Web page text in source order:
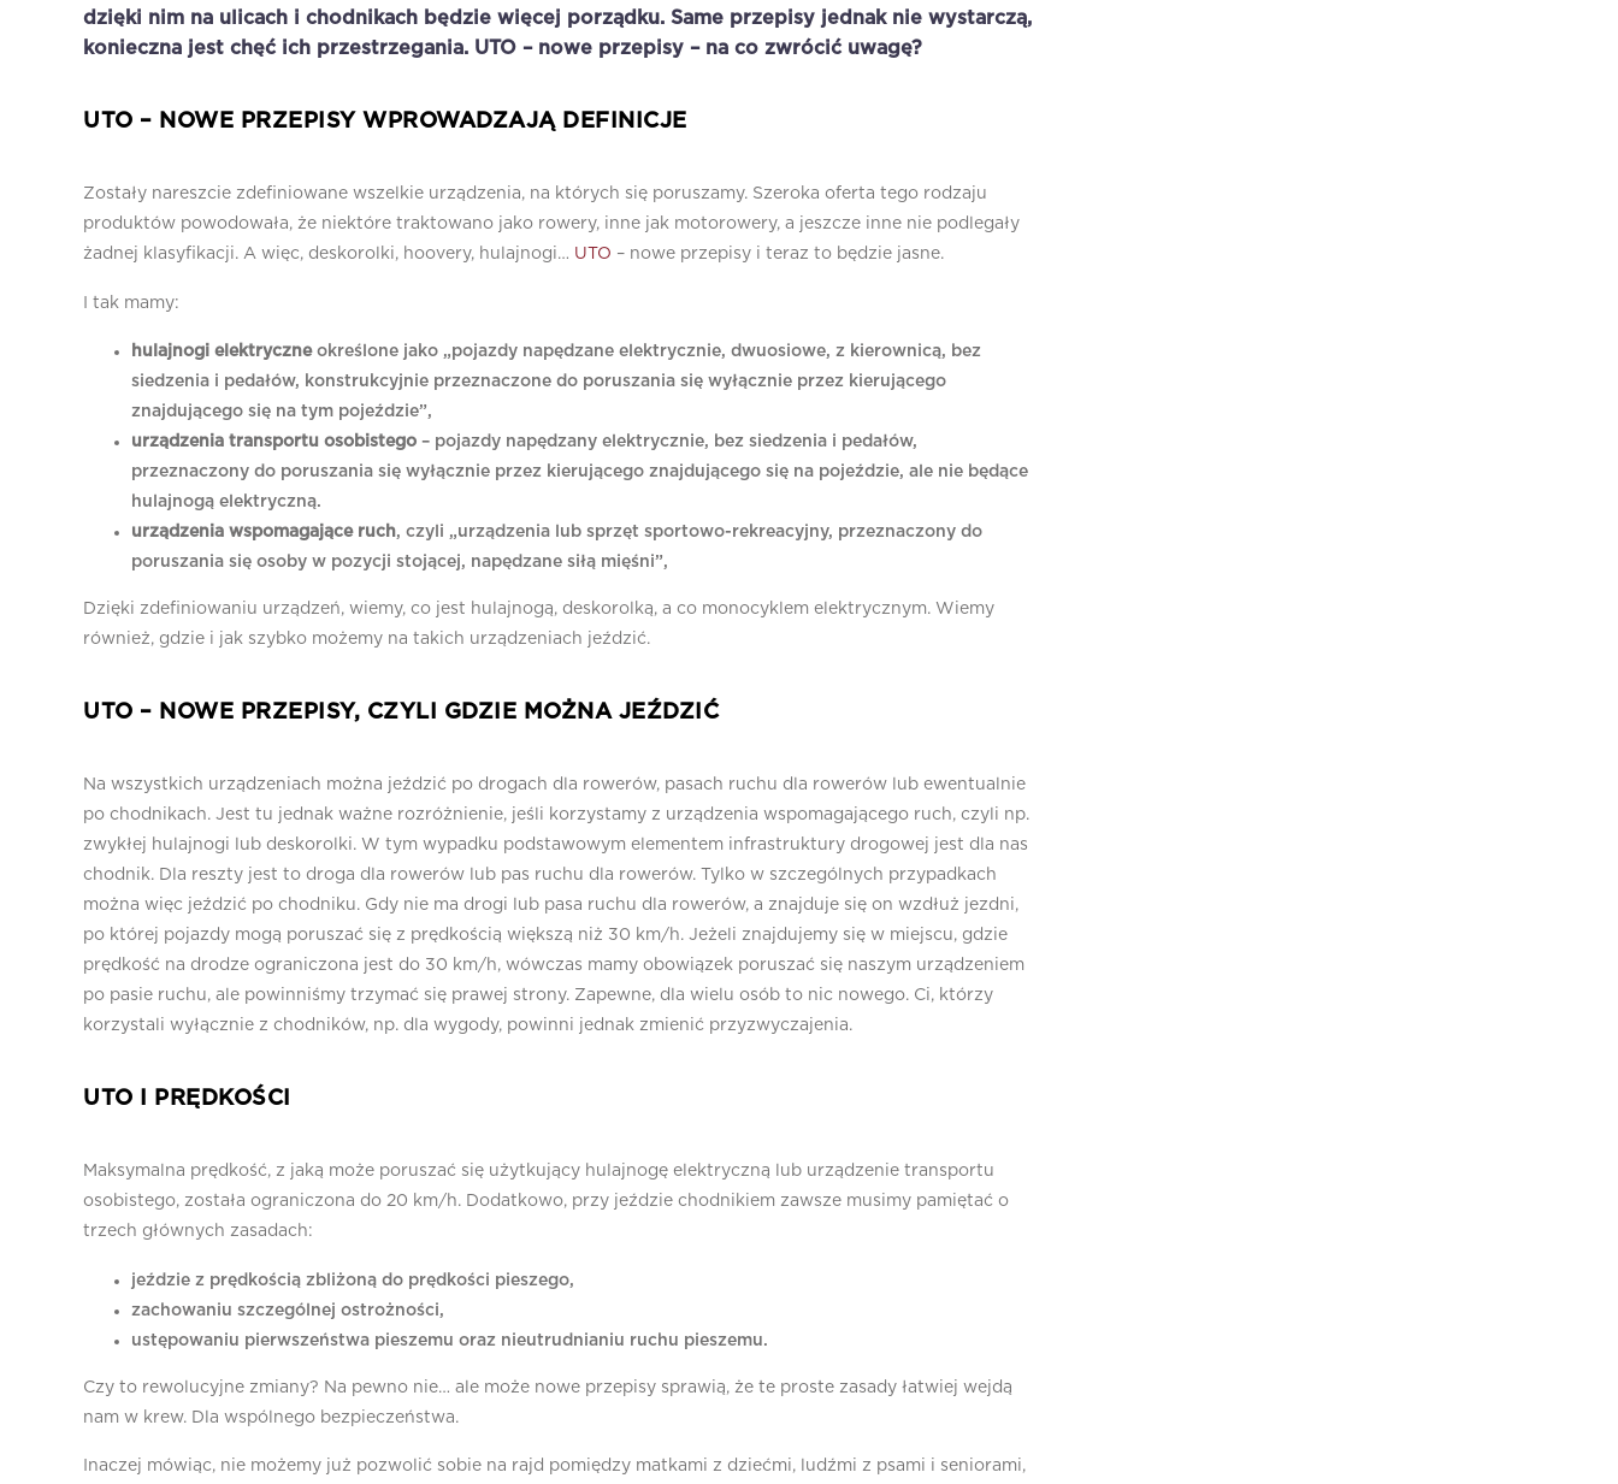
dzięki nim na ulicach i chodnikach będzie więcej porządku. Same przepisy jednak nie wystarczą,
konieczna jest chęć ich przestrzegania. UTO – nowe przepisy – na co zwrócić uwagę?
UTO – NOWE PRZEPISY WPROWADZAJĄ DEFINICJE
Zostały nareszcie zdefiniowane wszelkie urządzenia, na których się poruszamy. Szeroka oferta tego rodzaju
produktów powodowała, że niektóre traktowano jako rowery, inne jak motorowery, a jeszcze inne nie podlegały
żadnej klasyfikacji. A więc, deskorolki, hoovery, hulajnogi… UTO – nowe przepisy i teraz to będzie jasne.
I tak mamy:
hulajnogi elektryczneokreślone jako „pojazdy napędzane elektrycznie, dwuosiowe, z kierownicą, bez
siedzenia i pedałów, konstrukcyjnie przeznaczone do poruszania się wyłącznie przez kierującego
znajdującego się na tym pojeździe”,
urządzenia transportu osobistego – pojazdy napędzany elektrycznie, bez siedzenia i pedałów,
przeznaczony do poruszania się wyłącznie przez kierującego znajdującego się na pojeździe, ale nie będące
hulajnogą elektryczną.
urządzenia wspomagające ruch, czyli „urządzenia lub sprzęt sportowo-rekreacyjny, przeznaczony do
poruszania się osoby w pozycji stojącej, napędzane siłą mięśni”,
Dzięki zdefiniowaniu urządzeń, wiemy, co jest hulajnogą, deskorolką, a co monocyklem elektrycznym. Wiemy
również, gdzie i jak szybko możemy na takich urządzeniach jeździć.
UTO – NOWE PRZEPISY, CZYLI GDZIE MOŻNA JEŹDZIĆ
Na wszystkich urządzeniach można jeździć po drogach dla rowerów, pasach ruchu dla rowerów lub ewentualnie
po chodnikach. Jest tu jednak ważne rozróżnienie, jeśli korzystamy z urządzenia wspomagającego ruch, czyli np.
zwykłej hulajnogi lub deskorolki. W tym wypadku podstawowym elementem infrastruktury drogowej jest dla nas
chodnik. Dla reszty jest to droga dla rowerów lub pas ruchu dla rowerów. Tylko w szczególnych przypadkach
można więc jeździć po chodniku. Gdy nie ma drogi lub pasa ruchu dla rowerów, a znajduje się on wzdłuż jezdni,
po której pojazdy mogą poruszać się z prędkością większą niż 30 km/h. Jeżeli znajdujemy się w miejscu, gdzie
prędkość na drodze ograniczona jest do 30 km/h, wówczas mamy obowiązek poruszać się naszym urządzeniem
po pasie ruchu, ale powinniśmy trzymać się prawej strony. Zapewne, dla wielu osób to nic nowego. Ci, którzy
korzystali wyłącznie z chodników, np. dla wygody, powinni jednak zmienić przyzwyczajenia.
UTO I PRĘDKOŚCI
Maksymalna prędkość, z jaką może poruszać się użytkujący hulajnogę elektryczną lub urządzenie transportu
osobistego, została ograniczona do 20 km/h. Dodatkowo, przy jeździe chodnikiem zawsze musimy pamiętać o
trzech głównych zasadach:
jeździe z prędkością zbliżoną do prędkości pieszego,
zachowaniu szczególnej ostrożności,
ustępowaniu pierwszeństwa pieszemu oraz nieutrudnianiu ruchu pieszemu.
Czy to rewolucyjne zmiany? Na pewno nie… ale może nowe przepisy sprawią, że te proste zasady łatwiej wejdą
nam w krew. Dla wspólnego bezpieczeństwa.
Inaczej mówiąc, nie możemy już pozwolić sobie na rajd pomiędzy matkami z dziećmi, ludźmi z psami i seniorami,